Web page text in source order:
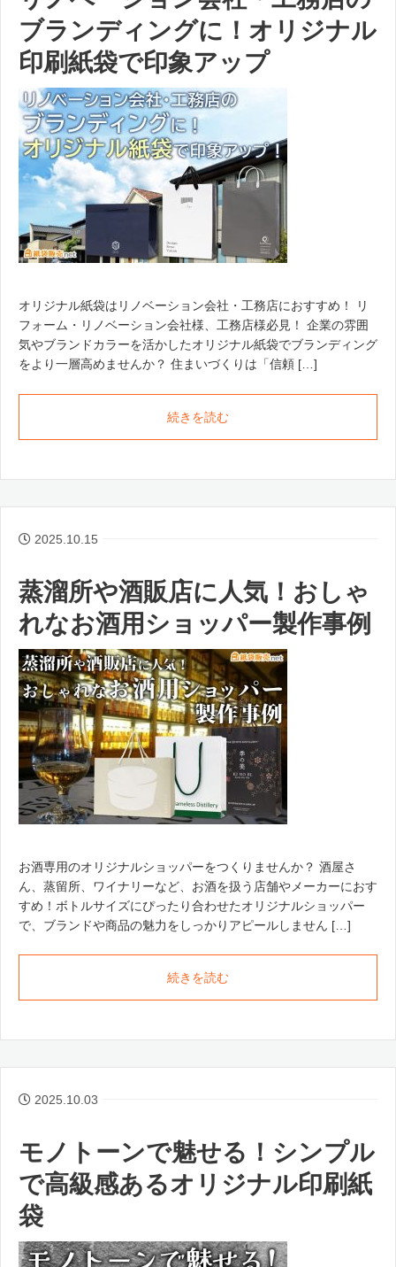
ブランディングに！オリジナル
印刷紙袋で印象アップ
オリジナル紙袋はリノベーション会社・工務店におすすめ！ リ
フォーム・リノベーション会社様、工務店様必見！ 企業の雰囲
気やブランドカラーを活かしたオリジナル紙袋でブランディング
をより一層高めませんか？ 住まいづくりは「信頼 […]
続きを読む
2025.10.15
蒸溜所や酒販店に人気！おしゃ
れなお酒用ショッパー製作事例
お酒専用のオリジナルショッパーをつくりませんか？ 酒屋さ
ん、蒸留所、ワイナリーなど、お酒を扱う店舗やメーカーにおす
すめ！ボトルサイズにぴったり合わせたオリジナルショッパー
で、ブランドや商品の魅力をしっかりアピールしません […]
続きを読む
2025.10.03
モノトーンで魅せる！シンプル
で高級感あるオリジナル印刷紙
袋